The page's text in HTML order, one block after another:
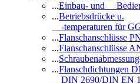
...Einbau- und
...Betriebsdrücke u.
-temperaturen für
...Flanschanschlüsse
...Flanschanschlüsse
...
...Flanschdichtungen
DIN 2690/DIN EN